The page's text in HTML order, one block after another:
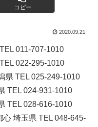
コピー
2020.09.21
011-707-1010
022-295-1010
県 TEL 025-249-1010
TEL 024-931-1010
TEL 028-616-1010
心 埼玉県 TEL 048-645-